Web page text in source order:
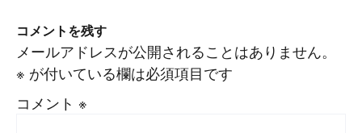
コメントを残す
メールアドレスが公開されることはありません。
※ が付いている欄は必須項目です
コメント ※